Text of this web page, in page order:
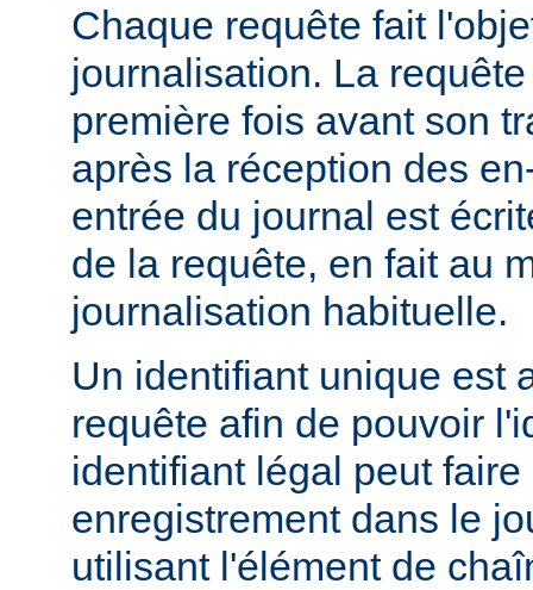
Chaque requête fait
journalisation. La
première fois avant son
après la réception des
entrée du journal est
de la requête, en fait au
journalisation habituelle.
Un identifiant unique est
requête afin de pouvoir
identifiant légal peut
enregistrement dans le
utilisant l'élément de